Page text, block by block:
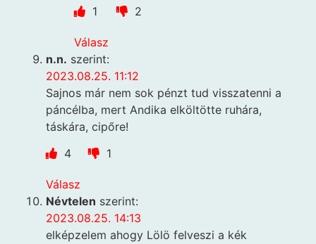
1
2
Válasz
n.n. szerint:
2023.08.25. 11:12
Sajnos már nem sok pénzt tud visszatenni a
páncélba, mert Andika elköltötte ruhára,
táskára, cipőre!
4
1
Válasz
Névtelen szerint:
2023.08.25. 14:13
elképzelem ahogy Lölö felveszi a kék